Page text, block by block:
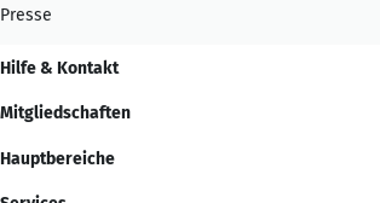
Presse
Hilfe & Kontakt
Mitgliedschaften
Hauptbereiche